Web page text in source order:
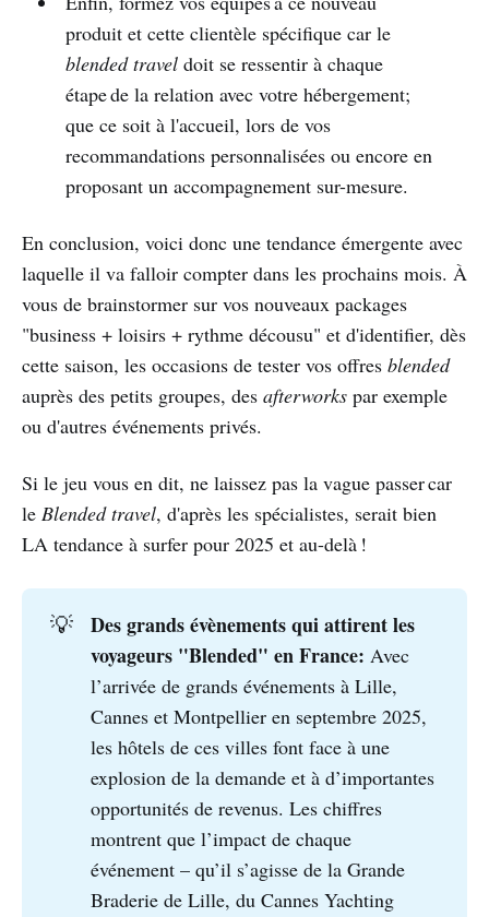
produit et cette clientèle spécifique car le
blended traveldoit se ressentir à chaque
étape de la relation avec votre hébergement;
que ce soit à l'accueil, lors de vos
recommandations personnalisées ou encore en
proposant un accompagnement sur-mesure.
En conclusion, voici donc une tendance émergente avec
laquelle il va falloir compter dans les prochains mois. À
vous de brainstormer sur vos nouveaux packages
"business + loisirs + rythme décousu" et d'identifier, dès
cette saison, les occasions de tester vos offres blended
auprès des petits groupes, des afterworks par exemple
ou d'autres événements privés.
Si le jeu vous en dit, ne laissez pas la vague passer car
le Blended travel, d'après les spécialistes, serait bien
LA tendance à surfer pour 2025 et au-delà !
💡
Des grands évènements qui attirent les
voyageurs "Blended" en France: Avec
l’arrivée de grands événements à Lille,
Cannes et Montpellier en septembre 2025,
les hôtels de ces villes font face à une
explosion de la demande et à d’importantes
opportunités de revenus. Les chiffres
montrent que l’impact de chaque
événement – qu’il s’agisse de la Grande
Braderie de Lille, du Cannes Yachting